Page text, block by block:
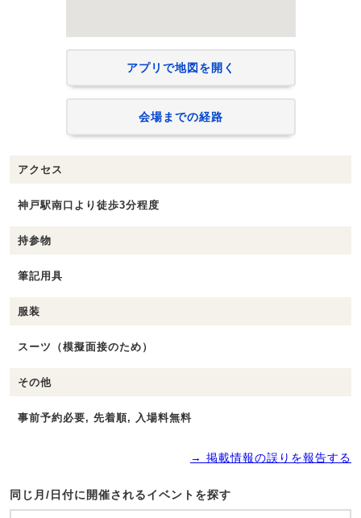
アプリで地図を開く
会場までの経路
アクセス
神戸駅南口より徒歩3分程度
持参物
筆記用具
服装
スーツ（模擬面接のため）
その他
事前予約必要, 先着順, 入場料無料
→ 掲載情報の誤りを報告する
同じ月/日付に開催されるイベントを探す